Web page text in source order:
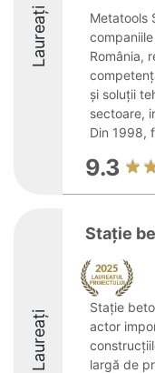
Laureați
Metatools
România,
și soluții
sectoare,
Din 1998,
9.3
Laureați
Stație
Stație
actor
largă de